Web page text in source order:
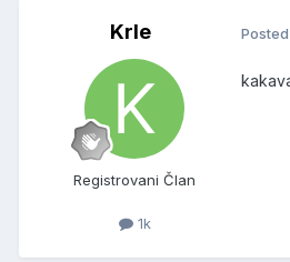
Krle
Registrovani Član
1k
Posted